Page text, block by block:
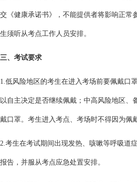
交《健康承诺书》，不能提供者将影响正常
生须听从考点工作人员安排。
三、考试要求
1.低风险地区的考生在进入考场前要佩戴口
以自主决定是否继续佩戴；中高风险地区、
戴口罩。考生进入考点、考场时不得因为佩
2.考生在考试期间出现发热、咳嗽等呼吸道
报告，并服从考点应急处置安排。